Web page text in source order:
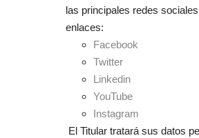
las principales redes
enlaces:
Facebook
Twitter
Linkedin
YouTube
Instagram
El Titular tratará sus datos